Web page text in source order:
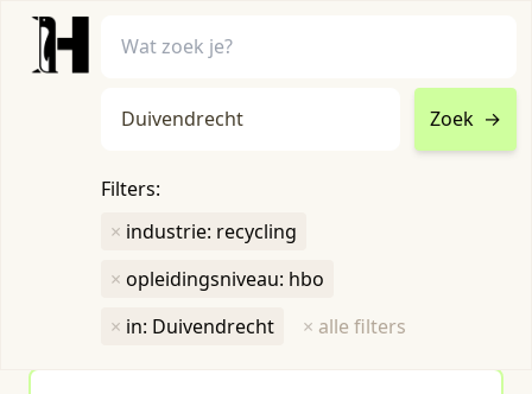
Zoek →
Filters:
× industrie: recycling
× opleidingsniveau: hbo
× in: Duivendrecht × alle filters
Humboldt heeft1groene vacature
voor je gevonden